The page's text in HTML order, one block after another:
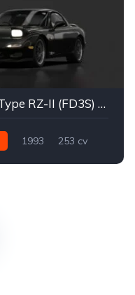
Mazda RX-7 Type RZ-II (FD3S) ɛ̃fini
1993
253 cv